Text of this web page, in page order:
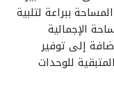
المساحة ببراعة لتلبية
65% من المساحة الإجمالية
إلى توفير
بينما تم تخصيص الـ 35% المتبقية للوحدات